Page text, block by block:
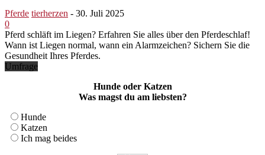
Pferde tierherzen - 30. Juli 2025
0
Pferd schläft im Liegen? Erfahren Sie alles über den Pferdeschlaf!
Wann ist Liegen normal, wann ein Alarmzeichen? Sichern Sie die
Gesundheit Ihres Pferdes.
Umfrage
Hunde oder Katzen
Was magst du am liebsten?
Hunde
Katzen
Ich mag beides